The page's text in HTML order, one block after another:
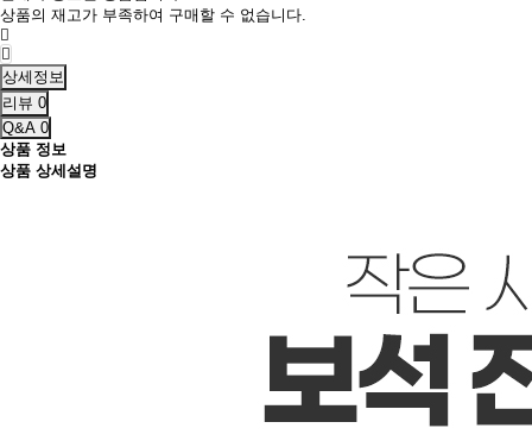
상품의 재고가 부족하여 구매할 수 없습니다.
상세정보
리뷰 0
Q&A 0
상품 정보
상품 상세설명